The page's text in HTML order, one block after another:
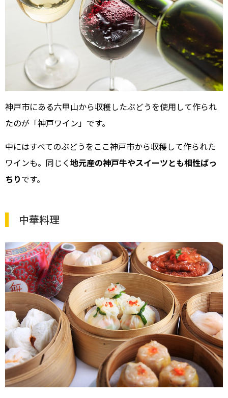
神戸市にある六甲山から収穫したぶどうを使用して作られ
たのが「神戸ワイン」です。
中にはすべてのぶどうをここ神戸市から収穫して作られた
ワインも。同じく 地元産の神戸牛やスイーツとも相性ばっ
ちりです。
中華料理